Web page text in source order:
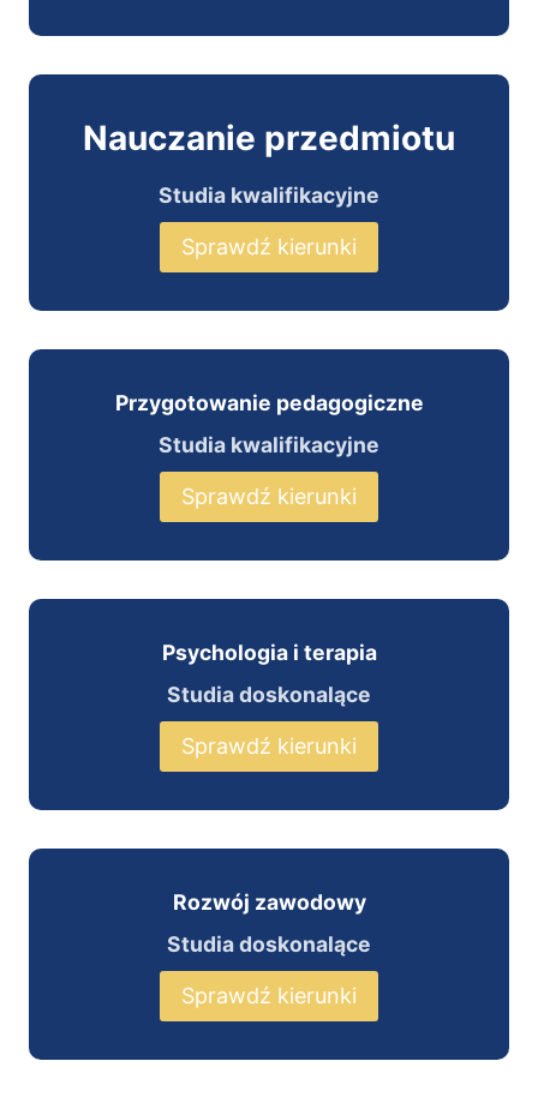
Nauczanie przedmiotu
Studia kwalifikacyjne
Sprawdź kierunki
Przygotowanie pedagogiczne
Studia kwalifikacyjne
Sprawdź kierunki
Psychologia i terapia
Studia doskonalące
Sprawdź kierunki
Rozwój zawodowy
Studia doskonalące
Sprawdź kierunki